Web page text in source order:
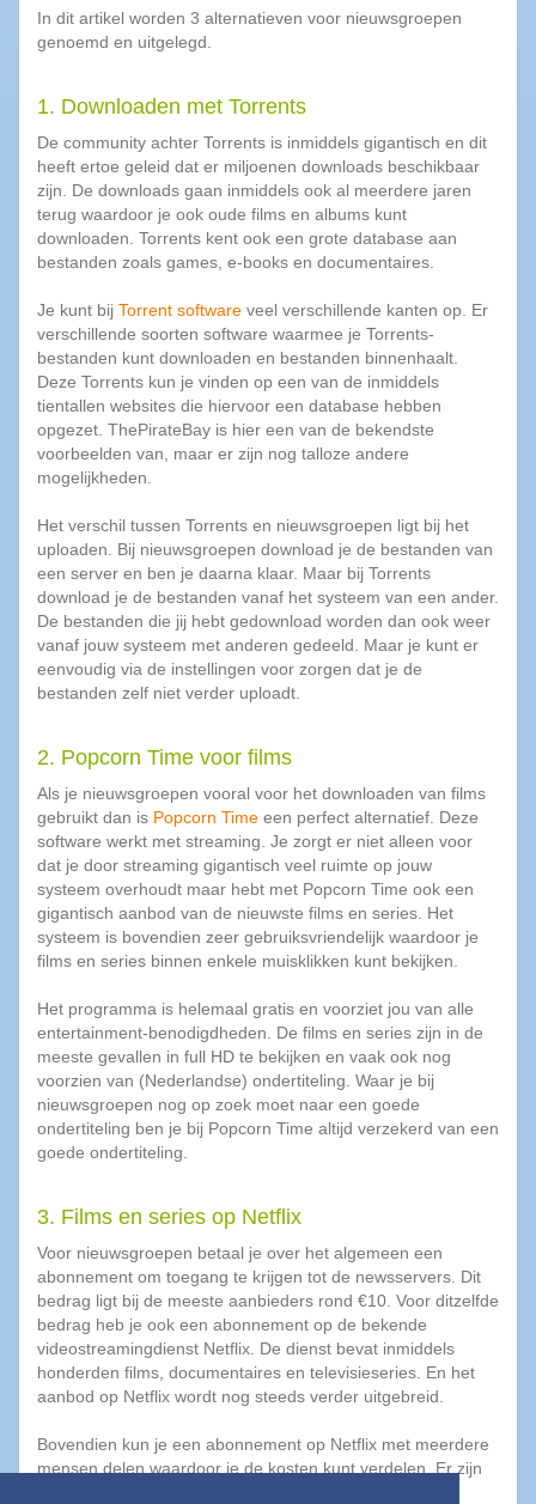
Popcorn
Bittorrent
Tips
Trucs
allemaal
3
Redenen
waarom
je
vaker
een
moet
maken
8
Redenen
om
niet
te
betalen
voor
downloaden
Geen
zin
in
nieuwsgroepen?
3
Alternatieven
kunt
gebruiken
Torrents
downloaden:
niet
zo
ingewikkeld
als
denkt
13
In dit artikel worden 3 alternatieven voor nieuwsgroepen
genoemd en uitgelegd.
1. Downloaden met Torrents
De community achter Torrents is inmiddels gigantisch en dit
heeft ertoe geleid dat er miljoenen downloads beschikbaar
zijn. De downloads gaan inmiddels ook al meerdere jaren
terug waardoor je ook oude films en albums kunt
downloaden. Torrents kent ook een grote database aan
bestanden zoals games, e-books en documentaires.
Je kunt bij Torrent software veel verschillende kanten op. Er
verschillende soorten software waarmee je Torrents-
bestanden kunt downloaden en bestanden binnenhaalt.
Deze Torrents kun je vinden op een van de inmiddels
tientallen websites die hiervoor een database hebben
opgezet. ThePirateBay is hier een van de bekendste
voorbeelden van, maar er zijn nog talloze andere
mogelijkheden.
Het verschil tussen Torrents en nieuwsgroepen ligt bij het
uploaden. Bij nieuwsgroepen download je de bestanden van
een server en ben je daarna klaar. Maar bij Torrents
download je de bestanden vanaf het systeem van een ander.
De bestanden die jij hebt gedownload worden dan ook weer
vanaf jouw systeem met anderen gedeeld. Maar je kunt er
eenvoudig via de instellingen voor zorgen dat je de
bestanden zelf niet verder uploadt.
2. Popcorn Time voor films
Als je nieuwsgroepen vooral voor het downloaden van films
gebruikt dan is Popcorn Time een perfect alternatief. Deze
software werkt met streaming. Je zorgt er niet alleen voor
dat je door streaming gigantisch veel ruimte op jouw
systeem overhoudt maar hebt met Popcorn Time ook een
gigantisch aanbod van de nieuwste films en series. Het
systeem is bovendien zeer gebruiksvriendelijk waardoor je
films en series binnen enkele muisklikken kunt bekijken.
Het programma is helemaal gratis en voorziet jou van alle
entertainment-benodigdheden. De films en series zijn in de
meeste gevallen in full HD te bekijken en vaak ook nog
voorzien van (Nederlandse) ondertiteling. Waar je bij
nieuwsgroepen nog op zoek moet naar een goede
ondertiteling ben je bij Popcorn Time altijd verzekerd van een
goede ondertiteling.
3. Films en series op Netflix
Voor nieuwsgroepen betaal je over het algemeen een
abonnement om toegang te krijgen tot de newsservers. Dit
bedrag ligt bij de meeste aanbieders rond €10. Voor ditzelfde
bedrag heb je ook een abonnement op de bekende
videostreamingdienst Netflix. De dienst bevat inmiddels
honderden films, documentaires en televisieseries. En het
aanbod op Netflix wordt nog steeds verder uitgebreid.
Bovendien kun je een abonnement op Netflix met meerdere
mensen delen waardoor je de kosten kunt verdelen. Er zijn